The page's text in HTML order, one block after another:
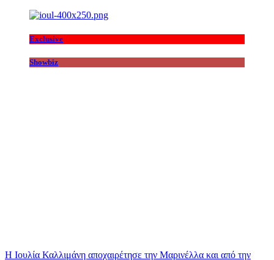
Exclusive
Showbiz
Η Ιουλία Καλλιμάνη αποχαιρέτησε την Μαρινέλλα και από την